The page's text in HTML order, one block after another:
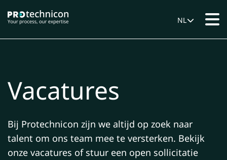
NL
Vacatures
Bij Protechnicon zijn we altijd op zoek naar
talent om ons team mee te versterken. Bekijk
onze vacatures of stuur een open sollicitatie